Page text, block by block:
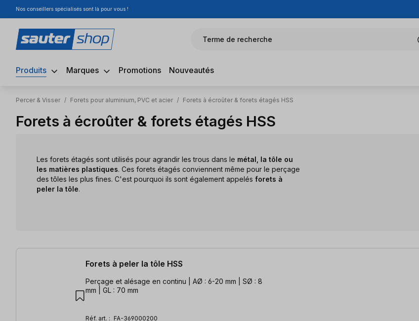
au contenu principal
Passer à la recherche
Passer à la navigation principale
Nos conseillers spécialisés sont là pour vous !
Terme de recherche
Produits Marques Promotions Nouveautés
Percer & Visser / Forets pour aluminium, PVC et acier / Forets à écroûter & forets étagés HSS
Forets à écroûter & forets étagés HSS
Les forets étagés sont utilisés pour agrandir les trous dans le métal, la tôle ou
les matières plastiques. Ces forets étagés conviennent même pour le perçage
des tôles les plus fines. C'est pourquoi ils sont également appelés forets à
peler la tôle.
2 articles trouvés
Forets à peler la tôle HSS
Perçage et alésage en continu | AØ : 6-20 mm | SØ : 8
mm | GL : 70 mm
Réf. art. : FA-369000200